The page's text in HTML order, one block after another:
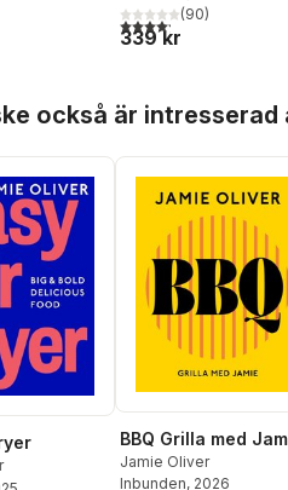
4,2utav 5 stjärnor.
(90)
339 kr
också är intresserad
BBQ Grilla med
Jamie Oliver
Inbunden, 2026